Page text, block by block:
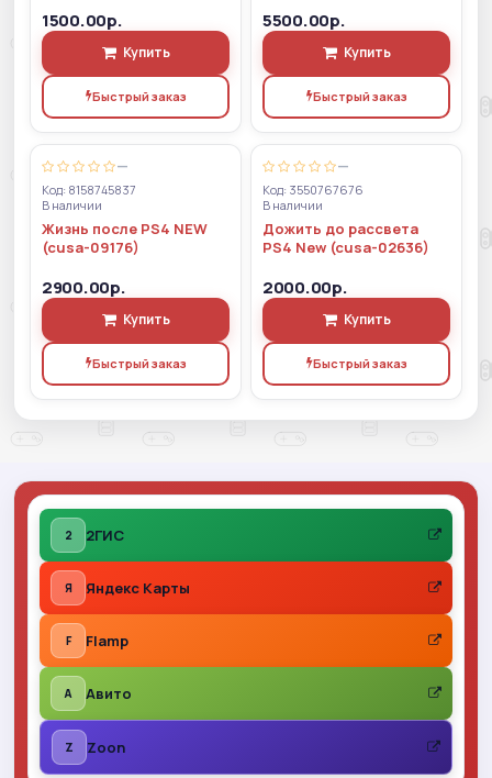
1500.00р.
Купить
Быстрый заказ
5500.00р.
Купить
Быстрый заказ
—
Код: 8158745837
В наличии
Жизнь после PS4 NEW
(cusa-09176)
2900.00р.
Купить
Быстрый заказ
—
Код: 3550767676
В наличии
Дожить до рассвета
PS4 New (cusa-02636)
2000.00р.
Купить
Быстрый заказ
2 2ГИС
Я Яндекс Карты
F Flamp
A Авито
Z Zoon